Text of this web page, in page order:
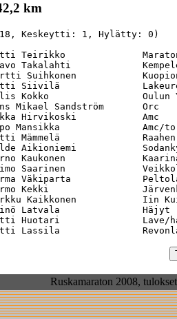
km
Keskeytti: 1, Hylätty: 0)
Teirikko
Takalahti
Suihkonen
Siivilä
Kokko
Mikael Sandström       Orc
Hirvikoski            Amc
Mansikka               Amc/
Mämmelä
Aikioniemi
Kaukonen
Saarinen
Väkiparta
Kekki
Kaikkonen
Latvala
Huotari
Ruskamaraton 2008,